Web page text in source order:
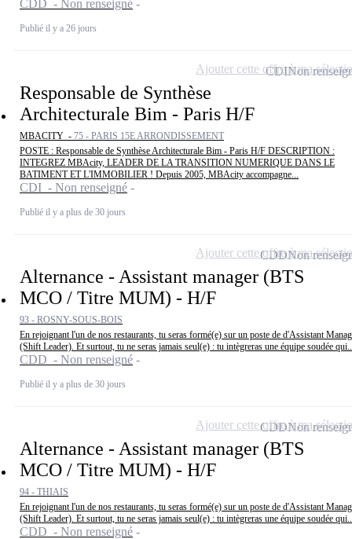
CDD - Non renseigné
Publié il y a 26 jours
Responsable de Synthèse
Architecturale Bim - Paris H/F
MBACITY - 75 - PARIS 15E ARRONDISSEMENT
POSTE : Responsable de Synthèse Architecturale Bim - Paris H/F DESCRIPTION :
INTEGREZ MBAcity, LEADER DE LA TRANSITION NUMERIQUE DANS LE
BATIMENT ET L'IMMOBILIER ! Depuis 2005, MBAcity accompagne...
CDI - Non renseigné
Publié il y a plus de 30 jours
CDINon
Ajouter cette offre à ma
Alternance - Assistant manager (BTS
MCO / Titre MUM) - H/F
93 - ROSNY-SOUS-BOIS
En rejoignant l'un de nos restaurants, tu seras formé(e) sur un poste de d'Assistant
(Shift Leader). Et surtout, tu ne seras jamais seul(e) : tu intègreras une équipe soudée
CDD - Non renseigné
Publié il y a plus de 30 jours
CDDNon
Ajouter cette offre à ma
Alternance - Assistant manager (BTS
MCO / Titre MUM) - H/F
94 - THIAIS
En rejoignant l'un de nos restaurants, tu seras formé(e) sur un poste de d'Assistant
(Shift Leader). Et surtout, tu ne seras jamais seul(e) : tu intègreras une équipe soudée
CDD - Non renseigné
CDDNon
Ajouter cette offre à ma